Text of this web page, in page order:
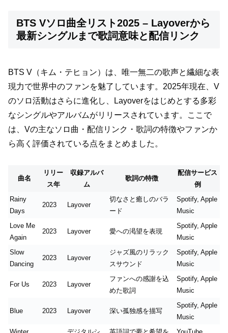
BTS Vソロ曲全リスト2025 – Layoverから
最新シングルまで歌詞意味と配信リンク
BTS V（キム・テヒョン）は、唯一無二の歌声と繊細な表
現力で世界中のファンを魅了しています。2025年現在、V
のソロ活動はさらに進化し、Layoverをはじめとする多彩
なシングルやアルバムがリリースされています。ここで
は、Vの主なソロ曲・配信リンク・歌詞の特徴やファンか
ら高く評価されている点をまとめました。
曲名
リリー
ス年
収録アルバ
ム
歌詞の特徴
配信サービス
例
Rainy
Days
2023 Layover
切なさと癒しのバラ
ード
Spotify, Apple
Music
Love Me
Again
2023 Layover 愛への渇望を表現
Spotify, Apple
Music
Slow
Dancing
2023 Layover
ジャズ風のリラック
スサウンド
Spotify, Apple
Music
For Us 2023 Layover
ファンへの感謝を込
めた歌詞
Spotify, Apple
Music
Blue 2023 Layover 深い孤独感を描写
Spotify, Apple
Music